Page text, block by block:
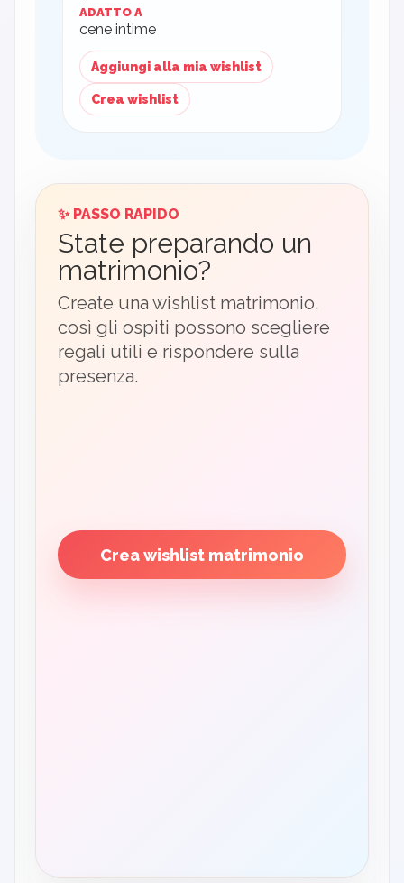
ADATTO A
cene intime
Aggiungi alla mia wishlist
Crea wishlist
✨ PASSO RAPIDO
State preparando un
matrimonio?
Create una wishlist matrimonio,
così gli ospiti possono scegliere
regali utili e rispondere sulla
presenza.
Crea wishlist matrimonio